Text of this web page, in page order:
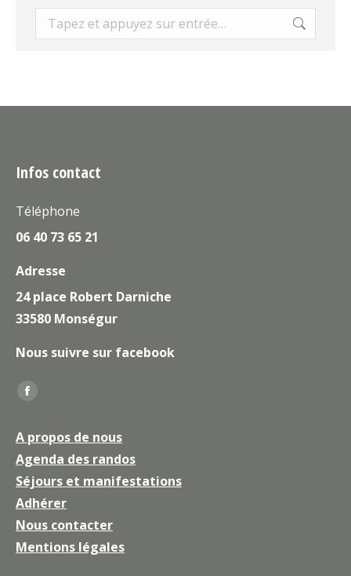
Recherche
:
Infos contact
Téléphone
06 40 73 65 21
Adresse
24 place Robert Darniche
33580 Monségur
Nous suivre sur facebook
Trouvez nous sur :
La
Facebook
s'ouvre
dans
une
nouvelle
fenêtre
A propos de nous
Agenda des randos
Séjours et manifestations
Adhérer
Nous contacter
Mentions légales